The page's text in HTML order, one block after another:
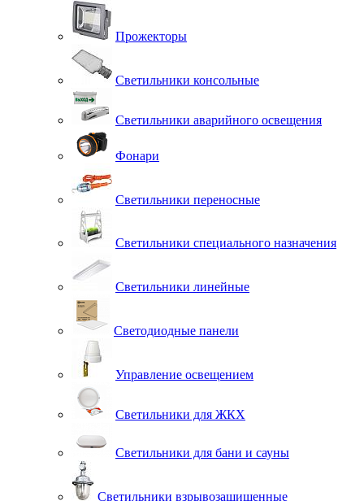
Прожекторы
Светильники консольные
Светильники аварийного освещения
Фонари
Светильники переносные
Светильники специального назначения
Светильники линейные
Светодиодные панели
Управление освещением
Светильники для ЖКХ
Светильники для бани и сауны
Светильники взрывозащищенные